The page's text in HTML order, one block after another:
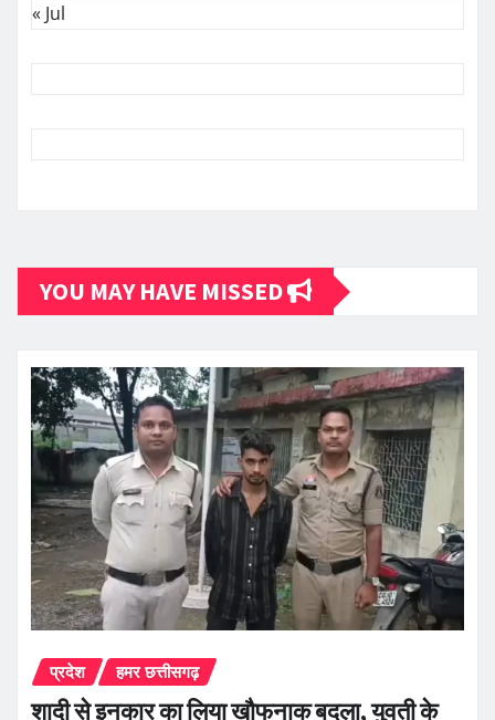
« Jul
YOU MAY HAVE MISSED
प्रदेश हमर छत्तीसगढ़
शादी से इनकार का लिया खौफनाक बदला, युवती के